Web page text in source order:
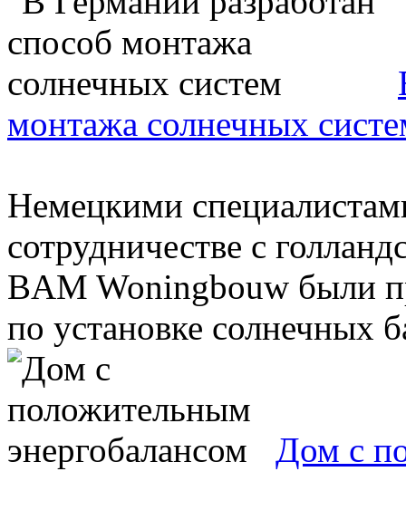
монтажа солнечных
Немецкими
сотрудничестве с
BAM Woningbouw были
по установке солнечных
Дом с